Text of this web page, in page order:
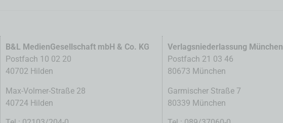
B&L MedienGesellschaft mbH & Co. KG
Postfach 10 02 20
40702 Hilden
Max-Volmer-Straße 28
40724 Hilden
Verlagsniederlassung München
Postfach 21 03 46
80673 München
Garmischer Straße 7
80339 München